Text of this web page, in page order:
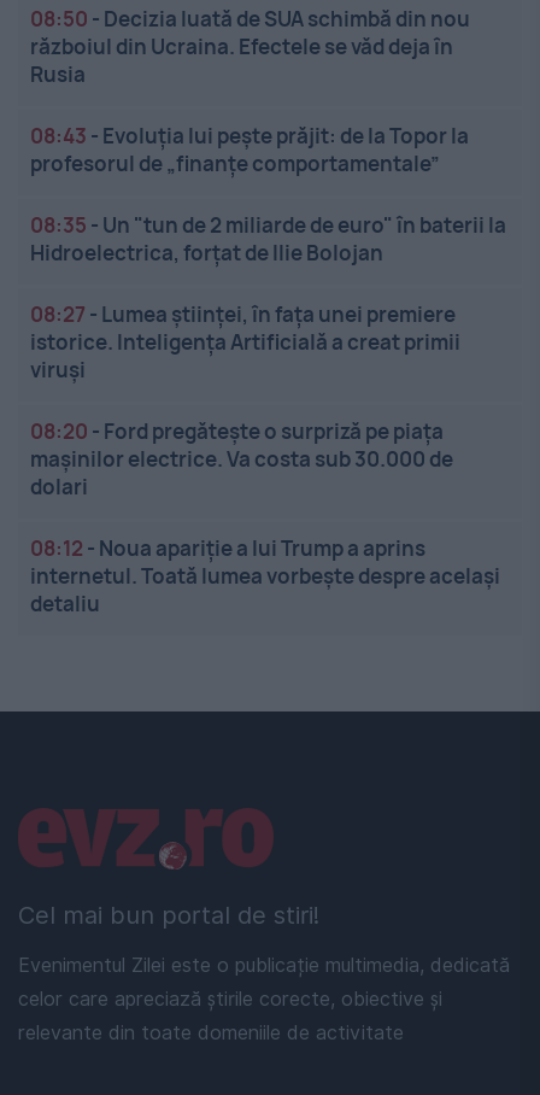
08:50 - Decizia luată de SUA schimbă din nou
războiul din Ucraina. Efectele se văd deja în
Rusia
08:43 - Evoluția lui pește prăjit: de la Topor la
profesorul de „finanțe comportamentale”
08:35 - Un "tun de 2 miliarde de euro" în baterii la
Hidroelectrica, forțat de Ilie Bolojan
08:27 - Lumea științei, în fața unei premiere
istorice. Inteligența Artificială a creat primii
viruși
08:20 - Ford pregătește o surpriză pe piața
mașinilor electrice. Va costa sub 30.000 de
dolari
08:12 - Noua apariție a lui Trump a aprins
internetul. Toată lumea vorbește despre același
detaliu
Cel mai bun portal de stiri!
Evenimentul Zilei este o publicație multimedia, dedicată
celor care apreciază știrile corecte, obiective și
relevante din toate domeniile de activitate
Linkuri utile